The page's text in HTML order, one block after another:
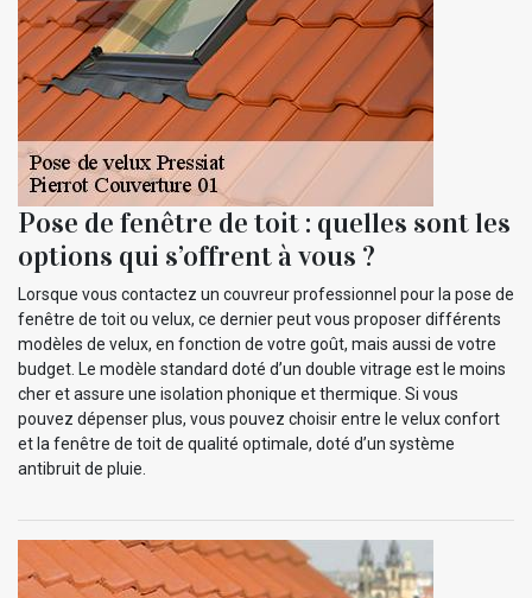
Pose de fenêtre de toit : quelles sont les
options qui s’offrent à vous ?
Lorsque vous contactez un couvreur professionnel pour la pose de
fenêtre de toit ou velux, ce dernier peut vous proposer différents
modèles de velux, en fonction de votre goût, mais aussi de votre
budget. Le modèle standard doté d’un double vitrage est le moins
cher et assure une isolation phonique et thermique. Si vous
pouvez dépenser plus, vous pouvez choisir entre le velux confort
et la fenêtre de toit de qualité optimale, doté d’un système
antibruit de pluie.